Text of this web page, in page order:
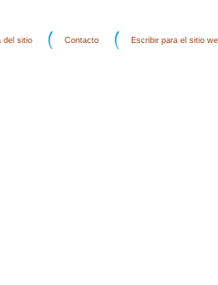
del sitio Contacto Escribir para el sitio